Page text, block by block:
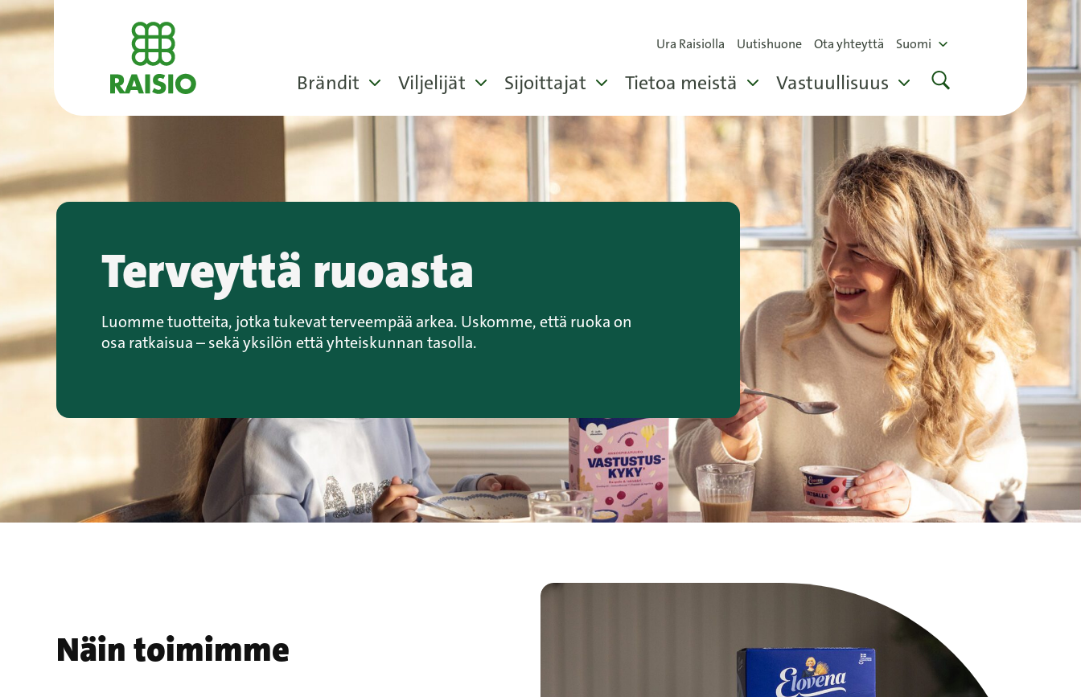
Ura Raisiolla Uutishuone Ota yhteyttä Suomi
Brändit Viljelijät Sijoittajat Tietoa meistä Vastuullisuus
Terveyttä ruoasta
Luomme tuotteita, jotka tukevat terveempää arkea. Uskomme, että ruoka on
osa ratkaisua – sekä yksilön että yhteiskunnan tasolla.
Näin toimimme